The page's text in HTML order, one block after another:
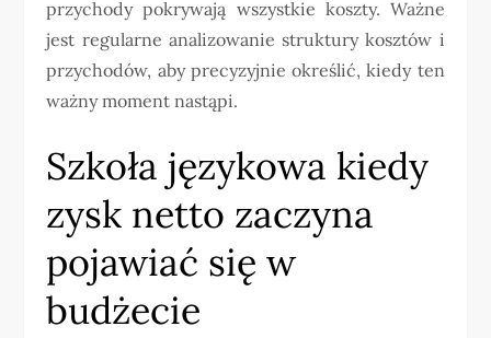
przychody pokrywają wszystkie koszty. Ważne
jest regularne analizowanie struktury kosztów i
przychodów, aby precyzyjnie określić, kiedy ten
ważny moment nastąpi.
Szkoła językowa kiedy
zysk netto zaczyna
pojawiać się w
budżecie